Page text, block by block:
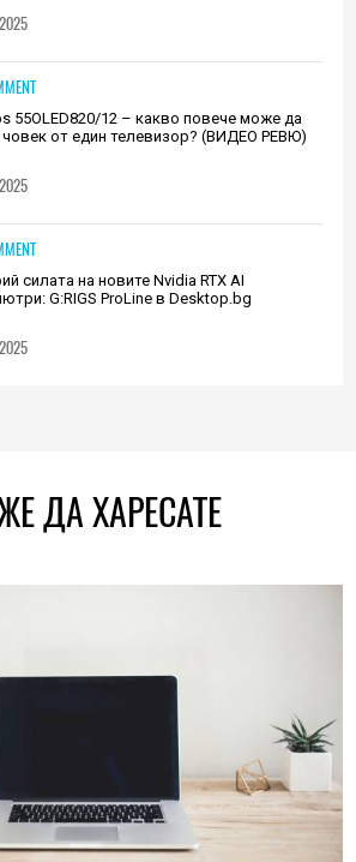
55OLED820/12 – какво повече може да
човек от един телевизор? (ВИДЕО РЕВЮ)
силата на новите Nvidia RTX AI
G:RIGS ProLine в Desktop.bg
ДА ХАРЕСАТЕ